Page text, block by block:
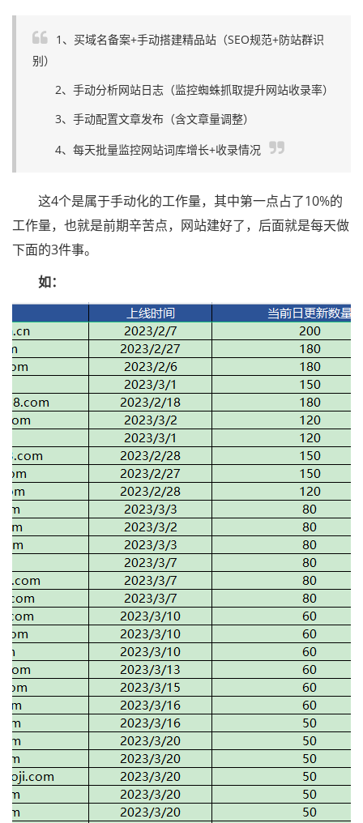
1、买域名备案+手动搭建精品站（SEO规范+防站群识
别）
2、手动分析网站日志（监控蜘蛛抓取提升网站收录率）
3、手动配置文章发布（含文章量调整）
4、每天批量监控网站词库增长+收录情况
这4个是属于手动化的工作量，其中第一点占了10%的
工作量，也就是前期辛苦点，网站建好了，后面就是每天做
下面的3件事。
如：